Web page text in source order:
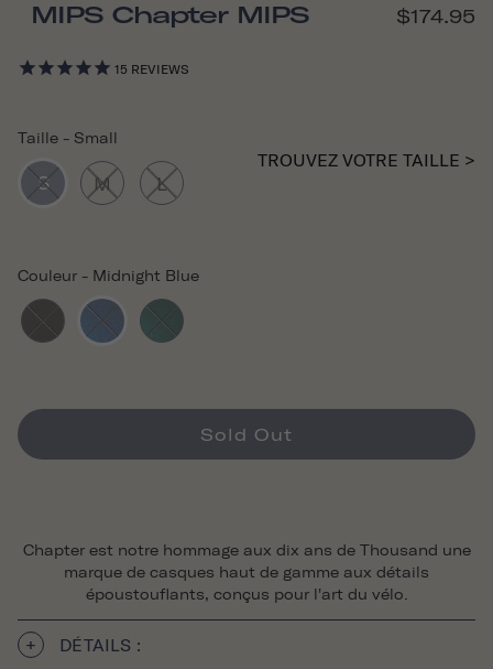
MIPS Chapter MIPS
15 REVIEWS
$174.95
Couleur - Midnight Blue
Taille - Small
S M L
TROUVEZ VOTRE TAILLE >
Sold Out
Chapter est notre hommage aux dix ans de Thousand une
marque de casques haut de gamme aux détails
époustouflants, conçus pour l'art du vélo.
DÉTAILS :